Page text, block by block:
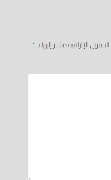
الحقول الإلزامية مشار إليها بـ*